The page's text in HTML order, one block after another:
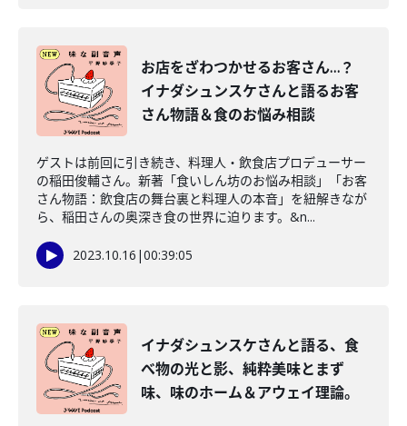
お店をざわつかせるお客さん…？
イナダシュンスケさんと語るお客
さん物語＆食のお悩み相談
ゲストは前回に引き続き、料理人・飲食店プロデューサー
の稲田俊輔さん。新著「食いしん坊のお悩み相談」「お客
さん物語：飲食店の舞台裏と料理人の本音」を紐解きなが
ら、稲田さんの奥深き食の世界に迫ります。&n...
2023.10.16 |00:39:05
イナダシュンスケさんと語る、食
べ物の光と影、純粋美味とまず
味、味のホーム＆アウェイ理論。